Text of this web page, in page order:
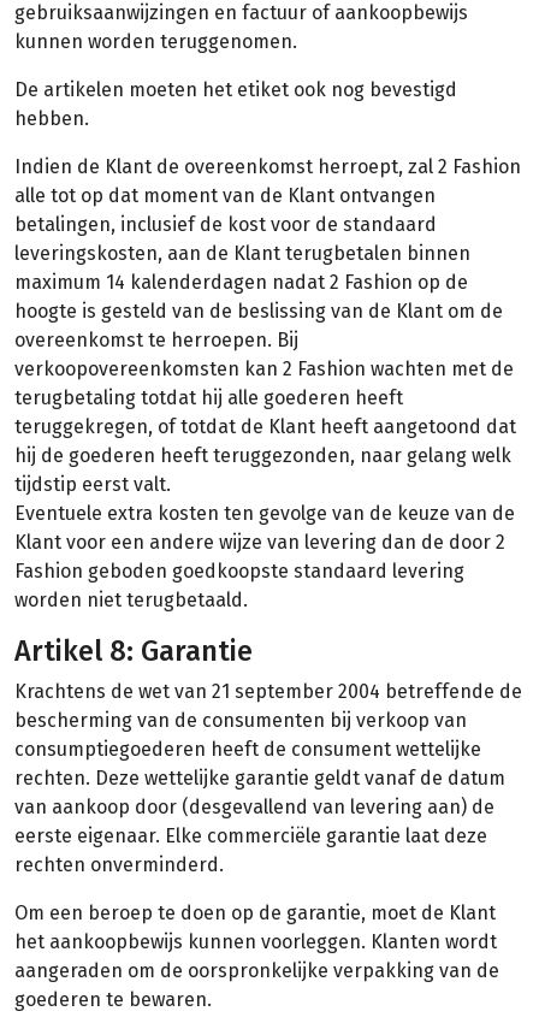
gebruiksaanwijzingen en factuur of aankoopbewijs
kunnen worden teruggenomen.
De artikelen moeten het etiket ook nog bevestigd
hebben.
Indien de Klant de overeenkomst herroept, zal 2 Fashion
alle tot op dat moment van de Klant ontvangen
betalingen, inclusief de kost voor de standaard
leveringskosten, aan de Klant terugbetalen binnen
maximum 14 kalenderdagen nadat 2 Fashion op de
hoogte is gesteld van de beslissing van de Klant om de
overeenkomst te herroepen. Bij
verkoopovereenkomsten kan 2 Fashion wachten met de
terugbetaling totdat hij alle goederen heeft
teruggekregen, of totdat de Klant heeft aangetoond dat
hij de goederen heeft teruggezonden, naar gelang welk
tijdstip eerst valt.
Eventuele extra kosten ten gevolge van de keuze van de
Klant voor een andere wijze van levering dan de door 2
Fashion geboden goedkoopste standaard levering
worden niet terugbetaald.
Artikel 8: Garantie
Krachtens de wet van 21 september 2004 betreffende de
bescherming van de consumenten bij verkoop van
consumptiegoederen heeft de consument wettelijke
rechten. Deze wettelijke garantie geldt vanaf de datum
van aankoop door (desgevallend van levering aan) de
eerste eigenaar. Elke commerciële garantie laat deze
rechten onverminderd.
Om een beroep te doen op de garantie, moet de Klant
het aankoopbewijs kunnen voorleggen. Klanten wordt
aangeraden om de oorspronkelijke verpakking van de
goederen te bewaren.